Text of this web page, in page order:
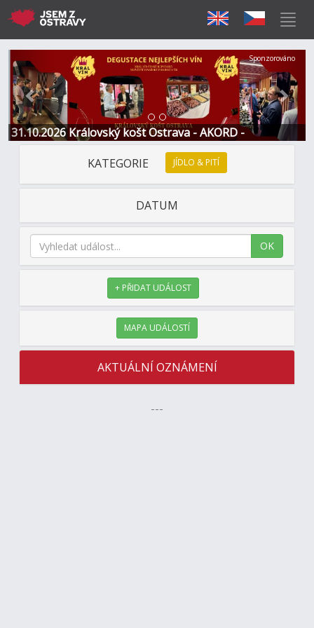
31.10.2026 Královský košt Ostrava - AKORD -
Restaurace a Hotel
Předchozí Další
Sponzorováno
KATEGORIE JÍDLO & PITÍ
DATUM
OK
+ PŘIDAT UDÁLOST
MAPA UDÁLOSTÍ
AKTUÁLNÍ OZNÁMENÍ
---